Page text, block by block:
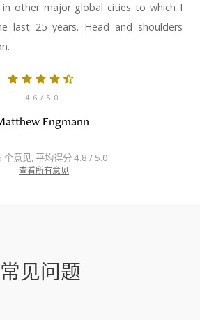
other major global cities to which I
last 25 years. Head and shoulders
4.6 / 5.0
Engmann
个意见, 平均得分 4.8 / 5.0
查看所有意见
常见问题